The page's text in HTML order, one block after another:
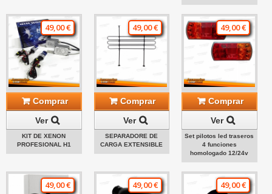
49,00 €
Comprar
Ver
KIT DE XENON
PROFESIONAL H1
49,00 €
Comprar
Ver
SEPARADORE DE
CARGA EXTENSIBLE
49,00 €
Comprar
Ver
Set pilotos led traseros
4 funciones
homologado 12/24v
49,00 € 49,00 € 49,00 €